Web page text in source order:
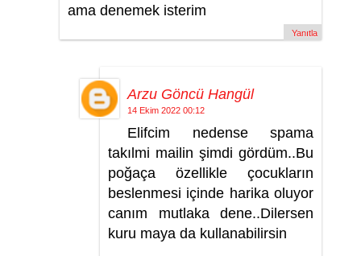
ama denemek isterim
Yanıtla
Arzu Göncü Hangül
14 Ekim 2022 00:12
Elifcim nedense spama
takılmi mailin şimdi gördüm..Bu
poğaça özellikle çocukların
beslenmesi içinde harika oluyor
canım mutlaka dene..Dilersen
kuru maya da kullanabilirsin